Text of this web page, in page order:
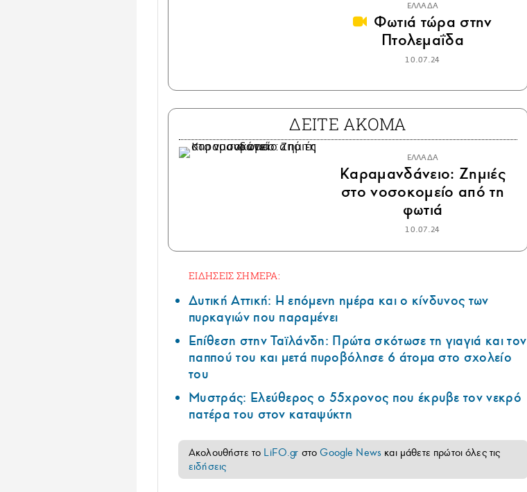
ΕΛΛΑΔΑ
Φωτιά τώρα στην
Πτολεμαΐδα
10.07.24
ΔΕΙΤΕ ΑΚΟΜΑ
ΕΛΛΑΔΑ
Καραμανδάνειο: Ζημιές
στο νοσοκομείο από τη
φωτιά
10.07.24
ΕΙΔΗΣΕΙΣ ΣΗΜΕΡΑ:
Δυτική Αττική: Η επόμενη ημέρα και ο κίνδυνος των
πυρκαγιών που παραμένει
Επίθεση στην Ταϊλάνδη: Πρώτα σκότωσε τη γιαγιά και τον
παππού του και μετά πυροβόλησε 6 άτομα στο σχολείο
του
Μυστράς: Ελεύθερος ο 55χρονος που έκρυβε τον νεκρό
πατέρα του στον καταψύκτη
Ακολουθήστε το LiFO.gr στοGoogle News και μάθετε πρώτοι όλες τις
ειδήσεις